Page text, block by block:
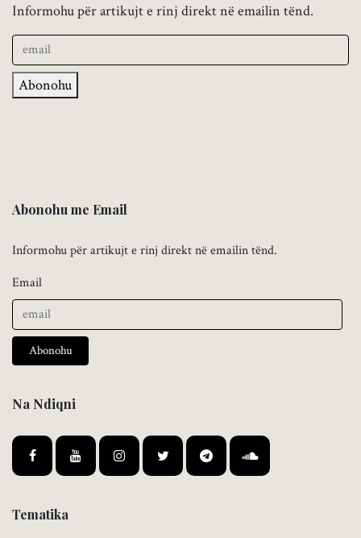
Informohu për artikujt e rinj direkt në emailin tënd.
Abonohu
Abonohu me Email
Informohu për artikujt e rinj direkt në emailin tënd.
Email
Abonohu
Na Ndiqni
Tematika